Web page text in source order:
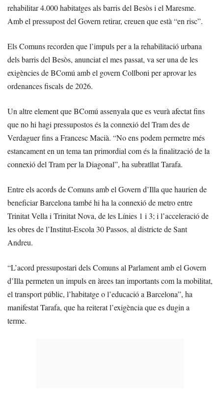
rehabilitar 4.000 habitatges als barris del Besòs i el Maresme.
Amb el pressupost del Govern retirar, creuen que està “en risc”.
Els Comuns recorden que l’impuls per a la rehabilitació urbana
dels barris del Besòs, anunciat el mes passat, va ser una de les
exigències de BComú amb el govern Collboni per aprovar les
ordenances fiscals de 2026.
Un altre element que BComú assenyala que es veurà afectat fins
que no hi hagi pressupostos és la connexió del Tram des de
Verdaguer fins a Francesc Macià. “No ens podem permetre més
estancament en un tema tan primordial com és la finalització de la
connexió del Tram per la Diagonal”, ha subratllat Tarafa.
Entre els acords de Comuns amb el Govern d’Illa que haurien de
beneficiar Barcelona també hi ha la connexió de metro entre
Trinitat Vella i Trinitat Nova, de les Línies 1 i 3; i l’acceleració de
les obres de l’Institut-Escola 30 Passos, al districte de Sant
Andreu.
“L’acord pressupostari dels Comuns al Parlament amb el Govern
d’Illa permeten un impuls en àrees tan importants com la mobilitat,
el transport públic, l’habitatge o l’educació a Barcelona”, ha
manifestat Tarafa, que ha reiterat l’exigència que es dugin a
terme.